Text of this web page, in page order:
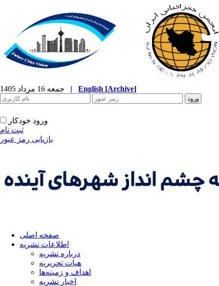
| English [Archive]
ورود خودکار
ثبت نام
بازیابی رمز عبور
صفحه اصلی
اطلاعات نشریه
درباره نشریه
هیات تحریریه
اهداف و زمینه‌ها
اخبار نشریه